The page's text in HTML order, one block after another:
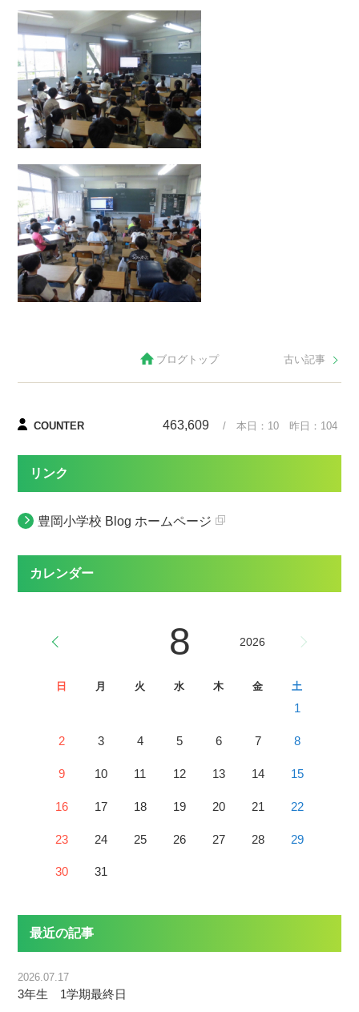
古い記事
ブログトップ
COUNTER 463,609 / 本日： 10昨日： 104
リンク
豊岡小学校 Blog ホームページ
カレンダー
8 2026
日 月 火 水 木 金 土
1
2 3 4 5 6 7 8
9 10 11 12 13 14 15
16 17 18 19 20 21 22
23 24 25 26 27 28 29
30 31
最近の記事
2026.07.17
3年生 1学期最終日